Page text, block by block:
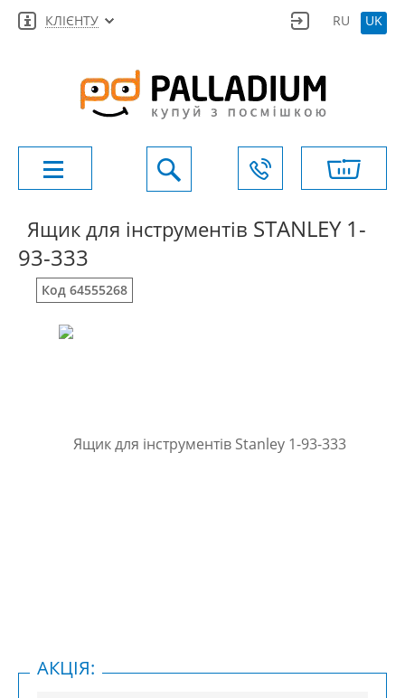
КЛІЄНТУ RU UK
Ящик для інструментів STANLEY 1-
93-333
Код 64555268
АКЦІЯ: